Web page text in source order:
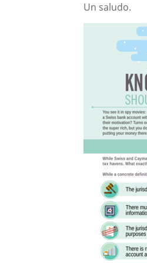
Un saludo.